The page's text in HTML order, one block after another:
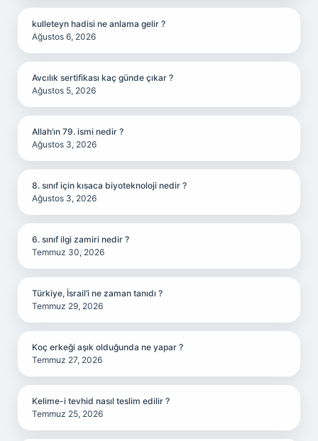
kulleteyn hadisi ne anlama gelir ?
Ağustos 6, 2026
Avcılık sertifikası kaç günde çıkar ?
Ağustos 5, 2026
Allah’ın 79. ismi nedir ?
Ağustos 3, 2026
8. sınıf için kısaca biyoteknoloji nedir ?
Ağustos 3, 2026
6. sınıf ilgi zamiri nedir ?
Temmuz 30, 2026
Türkiye, İsrail’i ne zaman tanıdı ?
Temmuz 29, 2026
Koç erkeği aşık olduğunda ne yapar ?
Temmuz 27, 2026
Kelime-i tevhid nasıl teslim edilir ?
Temmuz 25, 2026